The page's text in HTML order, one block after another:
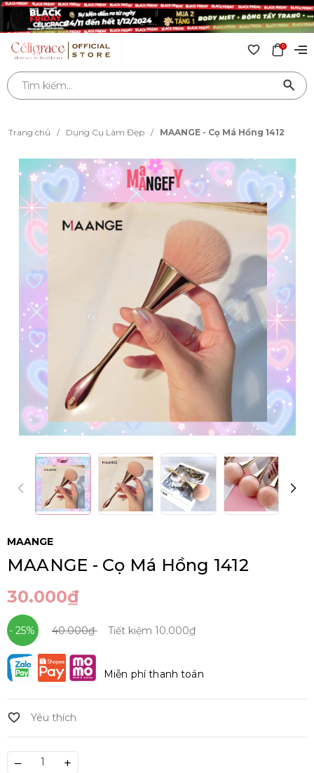
0
Trang chủ / Dụng Cụ Làm Đẹp / MAANGE - Cọ Má Hồng 1412
MAANGE
MAANGE - Cọ Má Hồng 1412
30.000₫
- 25% 40.000₫ Tiết kiệm 10.000₫
Miễn phí thanh toán
– +